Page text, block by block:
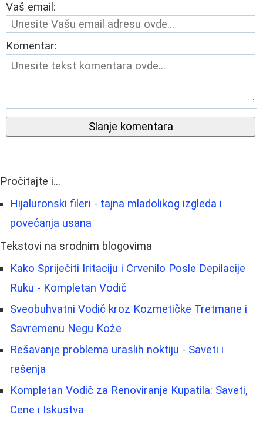
Vaš email:
Komentar:
Slanje komentara
Pročitajte i...
Hijaluronski fileri - tajna mladolikog izgleda i
povećanja usana
Tekstovi na srodnim blogovima
Kako Spriječiti Iritaciju i Crvenilo Posle Depilacije
Ruku - Kompletan Vodič
Sveobuhvatni Vodič kroz Kozmetičke Tretmane i
Savremenu Negu Kože
Rešavanje problema uraslih noktiju - Saveti i
rešenja
Kompletan Vodič za Renoviranje Kupatila: Saveti,
Cene i Iskustva